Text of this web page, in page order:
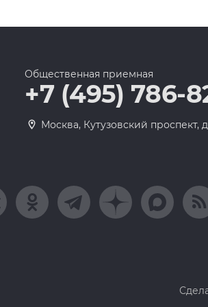
Общественная приемная
+7 (495) 786-
Москва, Кутузовский проспект,